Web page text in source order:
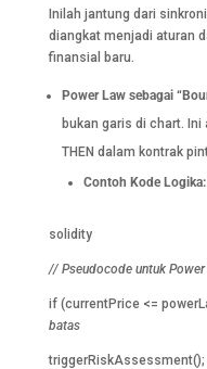
Inilah jantung dari
diangkat menjadi aturan
finansial baru.
Power Law sebagai
bukan garis di chart. Ini
THEN dalam kontrak
Contoh Kode Logika:
solidity
// Pseudocode untuk
if (currentPrice <=
batas
triggerRiskAssessment();